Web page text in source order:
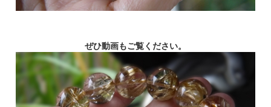
ぜひ動画もご覧ください。